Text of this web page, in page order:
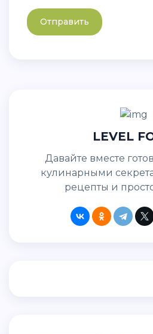
Отправить
LEVEL
Давайте вместе готовить, делиться
кулинарными
рецепты и